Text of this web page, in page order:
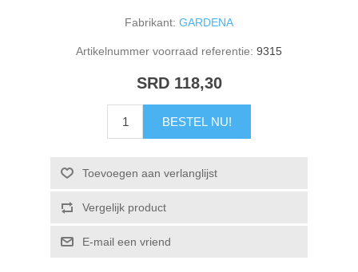
Fabrikant: GARDENA
Artikelnummer voorraad referentie: 9315
SRD 118,30
BESTEL NU!
Toevoegen aan verlanglijst
Vergelijk product
E-mail een vriend